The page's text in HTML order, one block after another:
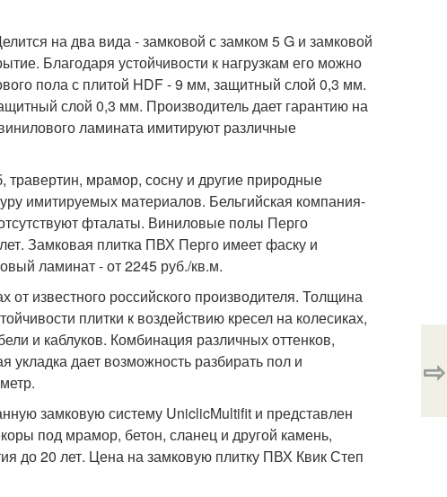
на два вида - замковой с замком 5 G и замковой
Благодаря устойчивости к нагрузкам его можно
пола с плитой HDF - 9 мм, защитный слой 0,3 мм.
слой 0,3 мм. Производитель дает гарантию на
ламината имитируют различные
мрамор, сосну и другие природные
имитируемых материалов. Бельгийская компания-
фталаты. Виниловые полы Перго
Замковая плитка ПВХ Перго имеет фаску и
ламинат - от 2245 руб./кв.м.
от известного российского производителя. Толщина
плитки к воздействию кресел на колесиках,
и каблуков. Комбинация различных оттенков,
укладка дает возможность разбирать пол и
замковую систему UniclicMultifit и представлен
под мрамор, бетон, сланец и другой камень,
до 20 лет. Цена на замковую плитку ПВХ Квик Степ
⇨